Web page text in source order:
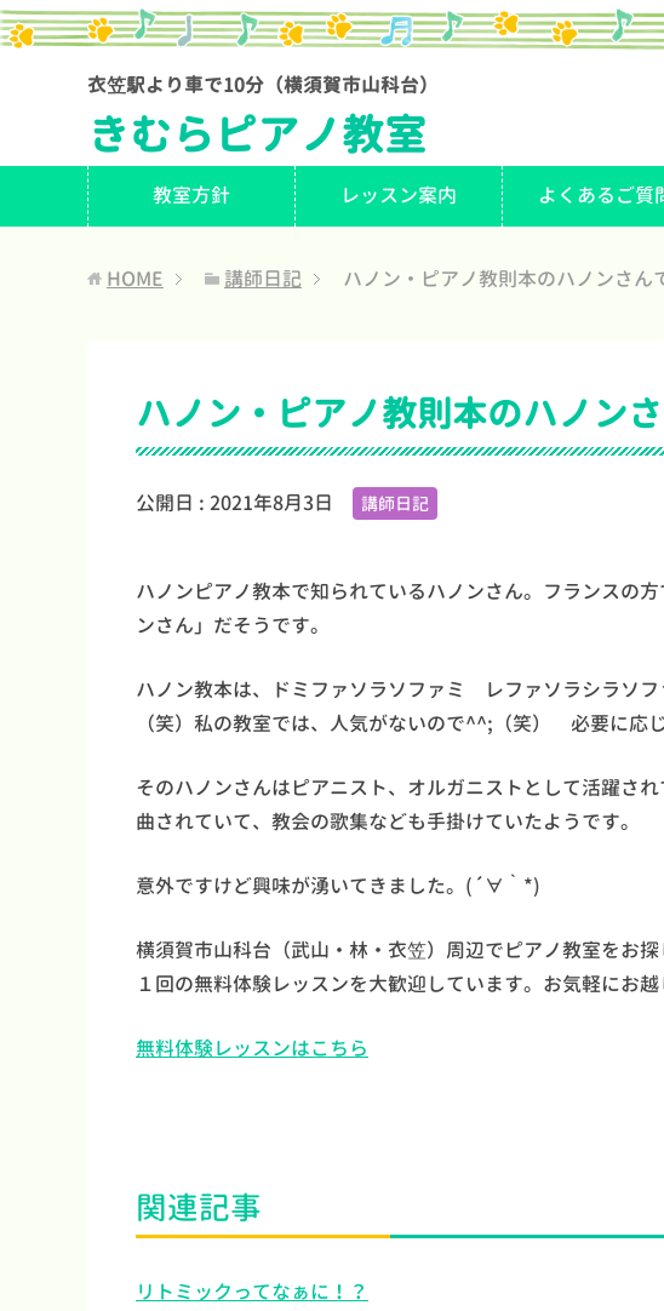
衣笠駅より車で10分（横須賀市山科台）
きむらピアノ教室
教室方針 レッスン案内 よくあるご質
HOME 講師日記 ハノン・ピアノ教則本のハノンさん
ハノン・ピアノ教則本のハノン
公開日 : 2021年8月3日 講師日記
ハノンピアノ教本で知られているハノンさん。フランスの
ンさん」だそうです。
ハノン教本は、ドミファソラソファミ レファソラシラソフ
（笑）私の教室では、人気がないので^^;（笑） 必要に応
そのハノンさんはピアニスト、オルガニストとして活躍さ
曲されていて、教会の歌集なども手掛けていたようです。
意外ですけど興味が湧いてきました。(´∀｀*)
横須賀市山科台（武山・林・衣笠）周辺でピアノ教室をお
１回の無料体験レッスンを大歓迎しています。お気軽にお越
無料体験レッスンはこちら
関連記事
リトミックってなぁに！？